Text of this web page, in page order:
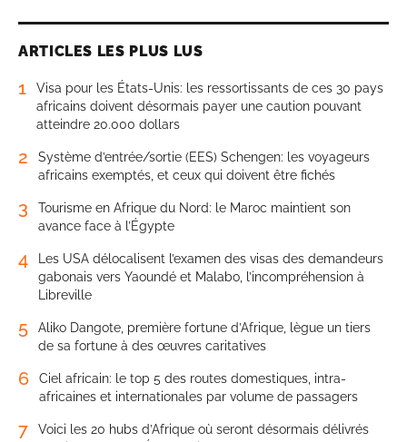
ARTICLES LES PLUS LUS
1
Visa pour les États-Unis: les ressortissants de ces 30 pays
africains doivent désormais payer une caution pouvant
atteindre 20.000 dollars
2
Système d’entrée/sortie (EES) Schengen: les voyageurs
africains exemptés, et ceux qui doivent être fichés
3
Tourisme en Afrique du Nord: le Maroc maintient son
avance face à l’Égypte
4
Les USA délocalisent l’examen des visas des demandeurs
gabonais vers Yaoundé et Malabo, l’incompréhension à
Libreville
5
Aliko Dangote, première fortune d’Afrique, lègue un tiers
de sa fortune à des œuvres caritatives
6
Ciel africain: le top 5 des routes domestiques, intra-
africaines et internationales par volume de passagers
7
Voici les 20 hubs d’Afrique où seront désormais délivrés